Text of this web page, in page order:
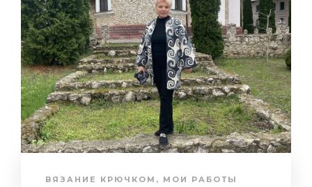
ВЯЗАНИЕ КРЮЧКОМ , МОИ РАБОТЫ